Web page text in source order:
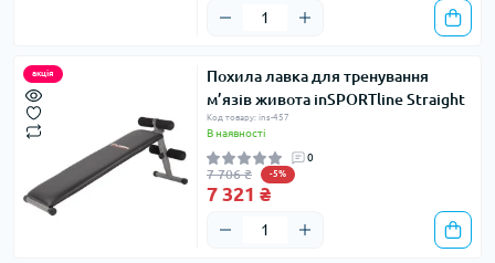
акція
Похила лавка для тренування
м’язів живота inSPORTline Straight
Код товару: ins-457
В наявності
0
7 706 ₴ -5%
7 321 ₴